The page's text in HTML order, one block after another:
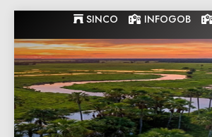
to
content
SINCO INFOGOB
de